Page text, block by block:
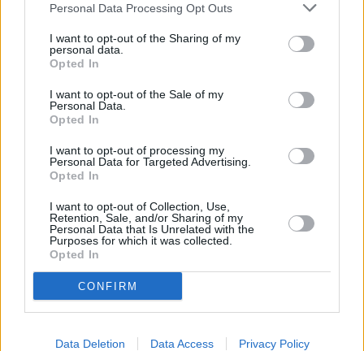
Personal Data Processing Opt Outs
I want to opt-out of the Sharing of my
personal data.
Opted In
I want to opt-out of the Sale of my
Personal Data.
Opted In
I want to opt-out of processing my
Personal Data for Targeted Advertising.
Opted In
I want to opt-out of Collection, Use,
Retention, Sale, and/or Sharing of my
Personal Data that Is Unrelated with the
Purposes for which it was collected.
Opted In
CONFIRM
Data Deletion Data Access Privacy Policy
Prima sport - co nabídne v prvním
O webu parabola.cz•O souborech cookies•
Dovolená u moře•Bazény